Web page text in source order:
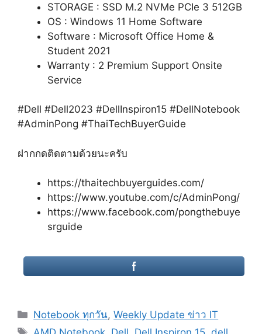
STORAGE : SSD M.2 NVMe PCIe 3 512GB
OS : Windows 11 Home Software
Software : Microsoft Office Home &
Student 2021
Warranty : 2 Premium Support Onsite
Service
#Dell #Dell2023 #DellInspiron15 #DellNotebook
#AdminPong #ThaiTechBuyerGuide
ฝากกดติดตามด้วยนะครับ
https://thaitechbuyerguides.com/
https://www.youtube.com/c/AdminPong/
https://www.facebook.com/pongthebuye
srguide
Categories
Notebook ทุกวัน,Weekly Update ข่าว IT
Tags